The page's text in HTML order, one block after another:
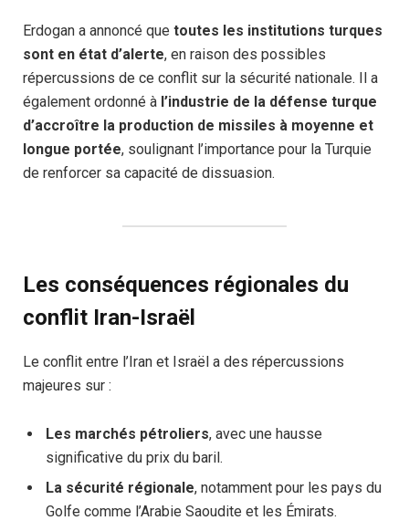
Erdogan a annoncé que toutes les institutions turques
sont en état d’alerte, en raison des possibles
répercussions de ce conflit sur la sécurité nationale. Il a
également ordonné à l’industrie de la défense turque
d’accroître la production de missiles à moyenne et
longue portée, soulignant l’importance pour la Turquie
de renforcer sa capacité de dissuasion.
Les conséquences régionales du
conflit Iran-Israël
Le conflit entre l’Iran et Israël a des répercussions
majeures sur :
Les marchés pétroliers, avec une hausse
significative du prix du baril.
La sécurité régionale, notamment pour les pays du
Golfe comme l’Arabie Saoudite et les Émirats.